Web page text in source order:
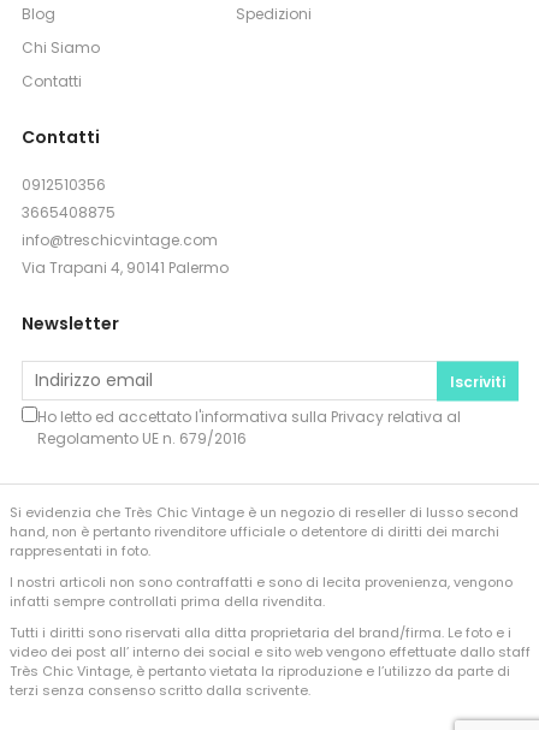
Blog
Chi Siamo
Contatti
Spedizioni
Contatti
0912510356
3665408875
info@treschicvintage.com
Via Trapani 4, 90141 Palermo
Newsletter
Iscriviti
Ho letto ed accettato l'informativa sulla Privacyrelativa al
Regolamento UE n. 679/2016
Si evidenzia che Très Chic Vintage è un negozio di reseller di lusso second
hand, non è pertanto rivenditore ufficiale o detentore di diritti dei marchi
rappresentati in foto.
I nostri articoli non sono contraffatti e sono di lecita provenienza, vengono
infatti sempre controllati prima della rivendita.
Tutti i diritti sono riservati alla ditta proprietaria del brand/firma. Le foto e i
video dei post all’ interno dei social e sito web vengono effettuate dallo staff
Très Chic Vintage, è pertanto vietata la riproduzione e l’utilizzo da parte di
terzi senza consenso scritto dalla scrivente.